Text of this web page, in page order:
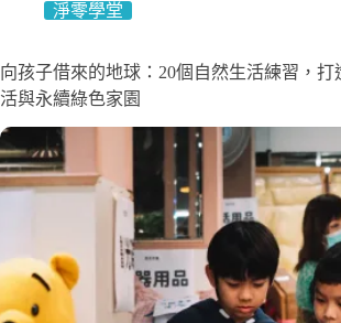
淨零學堂
向孩子借來的地球：20個自然生活練習，打
活與永續綠色家園